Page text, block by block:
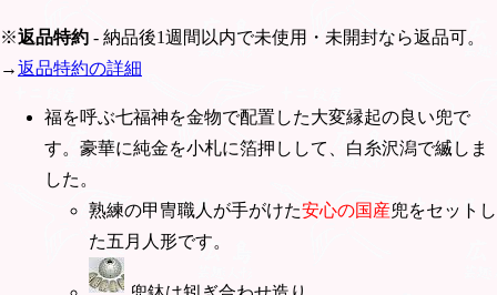
※返品特約 - 納品後1週間以内で未使用・未開封なら返品可。
→返品特約の詳細
福を呼ぶ七福神を金物で配置した大変縁起の良い兜で
す。豪華に純金を小札に箔押しして、白糸沢潟で縅しま
した。
熟練の甲冑職人が手がけた安心の国産兜をセットし
た五月人形です。